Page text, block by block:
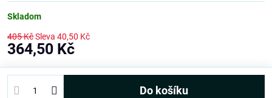
Skladom
405 KčSleva 40,50 Kč
364,50 Kč
Do košíku